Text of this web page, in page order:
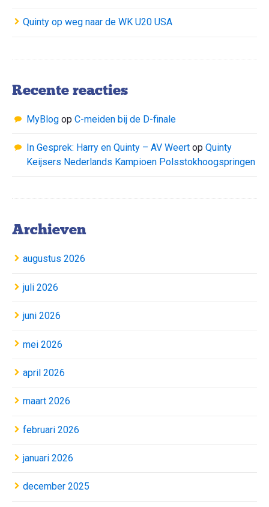
Quinty op weg naar de WK U20 USA
Recente reacties
MyBlog op C-meiden bij de D-finale
In Gesprek: Harry en Quinty – AV Weert op Quinty
Keijsers Nederlands Kampioen Polsstokhoogspringen
Archieven
augustus 2026
juli 2026
juni 2026
mei 2026
april 2026
maart 2026
februari 2026
januari 2026
december 2025